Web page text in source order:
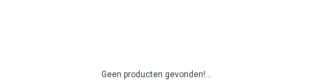
Geen producten gevonden!...